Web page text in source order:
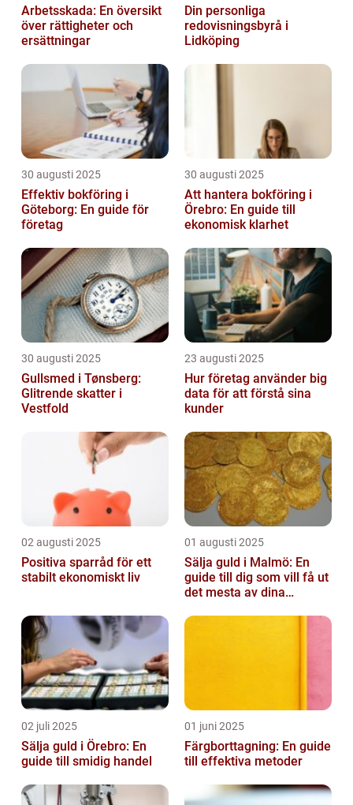
Arbetsskada: En översikt
över rättigheter och
ersättningar
Din personliga
redovisningsbyrå i
Lidköping
30 augusti 2025
Effektiv bokföring i
Göteborg: En guide för
företag
30 augusti 2025
Att hantera bokföring i
Örebro: En guide till
ekonomisk klarhet
30 augusti 2025
Gullsmed i Tønsberg:
Glitrende skatter i
Vestfold
23 augusti 2025
Hur företag använder big
data för att förstå sina
kunder
02 augusti 2025
Positiva sparråd för ett
stabilt ekonomiskt liv
01 augusti 2025
Sälja guld i Malmö: En
guide till dig som vill få ut
det mesta av dina
02 juli 2025
Sälja guld i Örebro: En
guide till smidig handel
01 juni 2025
Färgborttagning: En guide
till effektiva metoder